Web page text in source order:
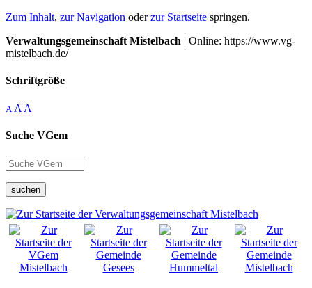
Zum Inhalt, zur Navigation oderzur Startseite springen.
Verwaltungsgemeinschaft Mistelbach | Online: https://www.vg-
mistelbach.de/
Schriftgröße
A A A
Suche VGem
suchen